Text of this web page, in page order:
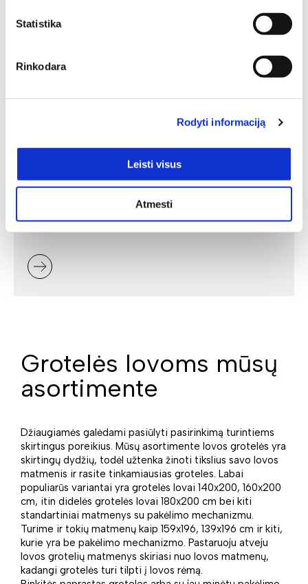
Statistika
Rinkodara
Rodyti informaciją
Leisti visus
Atmesti
Minkšti baldai -
jaukumas ir stilius jūsų
Minkšti baldai yra vienas svarbiausių interjero elementų,
kuris suteikia erdvei jaukumo, estetikos ir patogumo. Jie
Grotelės lovoms mūsų
asortimente
Džiaugiamės galėdami pasiūlyti pasirinkimą turintiems
skirtingus poreikius. Mūsų asortimente lovos grotelės yra
skirtingų dydžių, todėl užtenka žinoti tikslius savo lovos
matmenis ir rasite tinkamiausias groteles. Labai
populiarūs variantai yra grotelės lovai 140x200, 160x200
cm, itin didelės grotelės lovai 180x200 cm bei kiti
standartiniai matmenys su pakėlimo mechanizmu.
Turime ir tokių matmenų kaip 159x196, 139x196 cm ir kiti,
kurie yra be pakėlimo mechanizmo. Pastaruoju atveju
lovos grotelių matmenys skiriasi nuo lovos matmenų,
kadangi grotelės turi tilpti į lovos rėmą.